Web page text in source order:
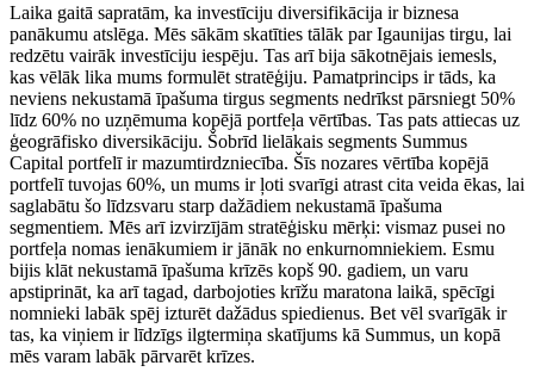
Laika gaitā sapratām, ka investīciju diversifikācija ir biznesa
panākumu atslēga. Mēs sākām skatīties tālāk par Igaunijas tirgu, lai
redzētu vairāk investīciju iespēju. Tas arī bija sākotnējais iemesls,
kas vēlāk lika mums formulēt stratēģiju. Pamatprincips ir tāds, ka
neviens nekustamā īpašuma tirgus segments nedrīkst pārsniegt 50%
līdz 60% no uzņēmuma kopējā portfeļa vērtības. Tas pats attiecas uz
ģeogrāfisko diversikāciju. Šobrīd lielākais segments Summus
Capital portfelī ir mazumtirdzniecība. Šīs nozares vērtība kopējā
portfelī tuvojas 60%, un mums ir ļoti svarīgi atrast cita veida ēkas, lai
saglabātu šo līdzsvaru starp dažādiem nekustamā īpašuma
segmentiem. Mēs arī izvirzījām stratēģisku mērķi: vismaz pusei no
portfeļa nomas ienākumiem ir jānāk no enkurnomniekiem. Esmu
bijis klāt nekustamā īpašuma krīzēs kopš 90. gadiem, un varu
apstiprināt, ka arī tagad, darbojoties krīžu maratona laikā, spēcīgi
nomnieki labāk spēj izturēt dažādus spiedienus. Bet vēl svarīgāk ir
tas, ka viņiem ir līdzīgs ilgtermiņa skatījums kā Summus, un kopā
mēs varam labāk pārvarēt krīzes.